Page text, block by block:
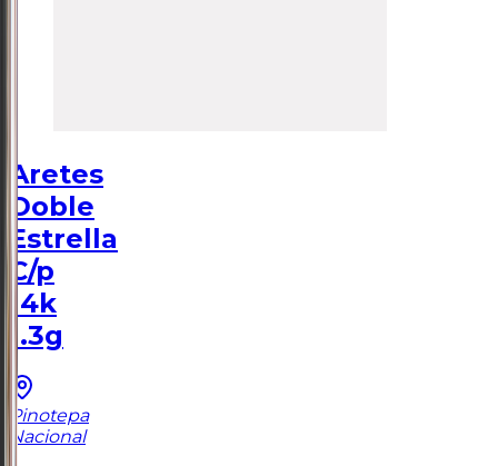
Aretes
Doble
Estrella
C/p
14k
1.3g
Pinotepa
Nacional